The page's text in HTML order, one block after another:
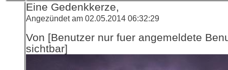
Eine Gedenkkerze,
Angezündet am 02.05.2014 06:32:29
Von [Benutzer nur fuer angemeldete
sichtbar]